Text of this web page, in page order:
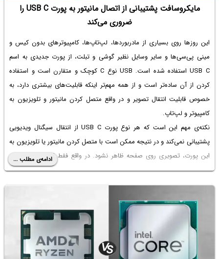
مایکروسافت پشتیبانی از اتصال مانیتور به پورت USB C‌ را
ضروری می‌کند
این روزها روی بسیاری از مادربوردها، لپ‌تاپ‌ها، کامپیوترهای بدون کیس و
مینی پی‌سی‌ها و سایر وسایل نظیر گوشی و تبلت، از پورت جدیدی به اسم
USB C استفاده شده است. USB نوع C کوچک و متقارن است و استفاده
کردن از آن ساده‌تر است و از همه مهم‌تر اینکه قابلیت‌های بیشتری دارد، به
خصوص قابلیت انتقال تصویر و در واقع متصل کردن مانیتور و تلویزیون به
کامپیوتر و لپ‌تاپ.
نکته‌ی مهم این است که هر نوع پورت USB C از انتقال سیگنال ویدیویی
پشتیبانی نمی‌کند و در نتیجه ممکن است با متصل کردن مانیتور یا تلویزیون به
این پورت، تصویری روی صفحه ظاهر نشود. در واقع فقط USB C با علامت
تاندربولت یا با پشتیبانی از USB 4، چنین قابلیتی دارد.
خبر خوش این است که مایکروسافت در بروزرسانی‌های بعدی ویندوز ۱۱ قرار
جزئیات بیشتر این خبر می‌پردازیم.
ادامه‌ی مطلب ...